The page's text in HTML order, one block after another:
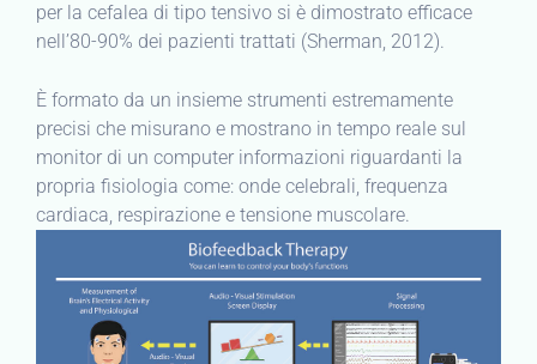
per la cefalea di tipo tensivo si è dimostrato efficace
nell’80-90% dei pazienti trattati (Sherman, 2012).
È formato da un insieme strumenti estremamente
precisi che misurano e mostrano in tempo reale sul
monitor di un computer informazioni riguardanti la
propria fisiologia come: onde celebrali, frequenza
cardiaca, respirazione e tensione muscolare.